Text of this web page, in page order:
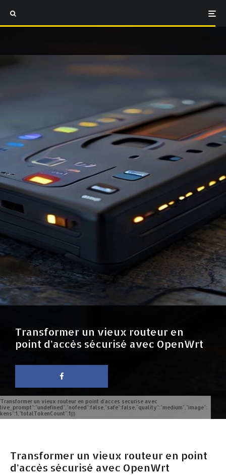
un vieux routeur en point d'acces securise avec
Transformer un vieux routeur en
point d’accès sécurisé avec OpenWrt
Transformer un vieux routeur en point
d’accès sécurisé avec OpenWrt